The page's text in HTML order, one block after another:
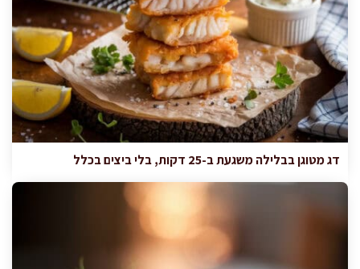
דג מטוגן בבלילה משגעת ב-25 דקות, בלי ביצים בכלל